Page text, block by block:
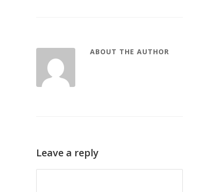
ABOUT THE AUTHOR
Leave a reply